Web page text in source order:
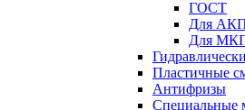
ГОСТ
Для
Для
Пластичные
Антифризы
Специальные